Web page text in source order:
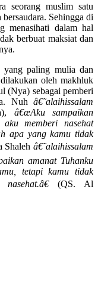
seorang muslim satu
Sehingga di
menasihati dalam hal
berbuat maksiat dan
yang paling mulia dan
oleh makhluk
(Nya) sebagai pemberi
Nuh â€˜alaihissalam
â€œAku sampaikan
memberi nasehat
apa yang kamu tidak
â€˜alaihissalam
amanat Tuhanku
tetapi kamu tidak
(QS. Al